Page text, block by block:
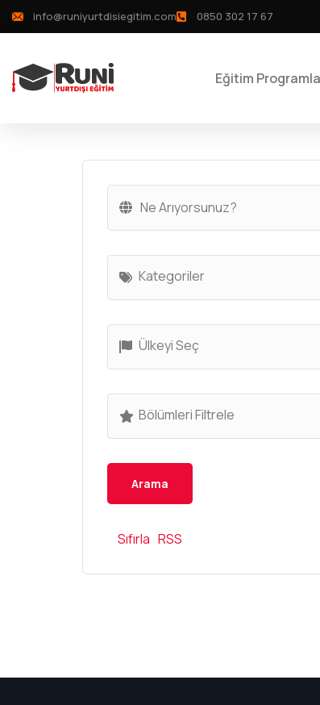
info@runiyurtdisiegitim.com 0850 302 17 67
Eğitim
Kategoriler
Ülkeyi Seç
Bölümleri Filtrele
Sıfırla RSS